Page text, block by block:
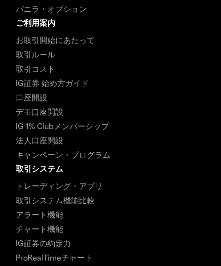
バニラ・オプション
ご利用案内
お取引開始にあたって
取引ルール
取引コスト
IG証券 始め方ガイド
口座開設
デモ口座開設
IG 1% Clubメンバーシップ
法人口座開設
キャンペーン・プログラム
取引システム
トレーディング・アプリ
取引システム機能比較
アラート機能
チャート機能
IG証券の約定力
ProRealTimeチャート